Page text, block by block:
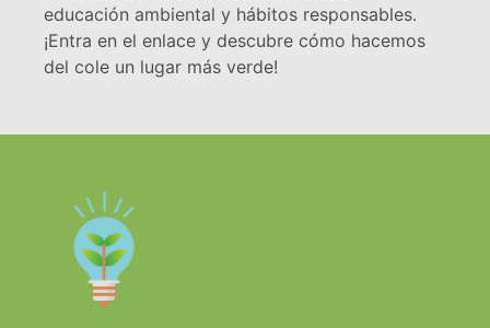
educación ambiental y hábitos responsables.
¡Entra en el enlace y descubre cómo hacemos
del cole un lugar más verde!